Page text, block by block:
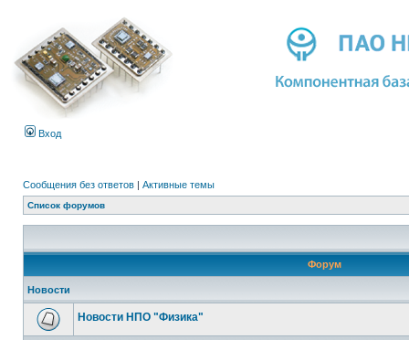
Вход
Сообщения без ответов | Активные темы
Список форумов
Форум
Новости
Новости НПО "Физика"